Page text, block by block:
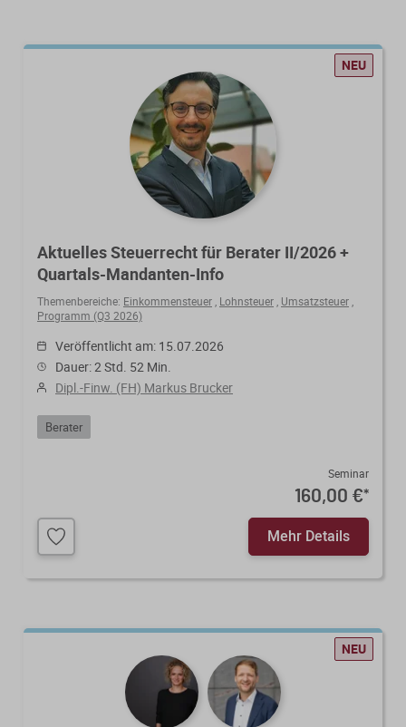
NEU
Aktuelles Steuerrecht für Berater II/2026 +
Quartals-Mandanten-Info
Themenbereiche: Einkommensteuer Lohnsteuer Umsatzsteuer
Programm (Q3 2026)
Veröffentlicht am: 15.07.2026
Dauer: 2 Std. 52 Min.
Dipl.-Finw. (FH) Markus Brucker
Berater
Seminar
160,00 €*
Mehr Details
NEU